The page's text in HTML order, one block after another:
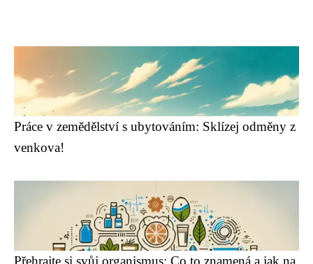
Práce v zemědělství s ubytováním: Sklízej odměny z
venkova!
Přehrajte si svůj organismus: Co to znamená a jak na